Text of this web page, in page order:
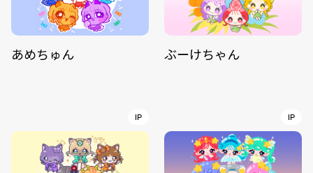
あめちゅん ぶーけちゃん
IP IP